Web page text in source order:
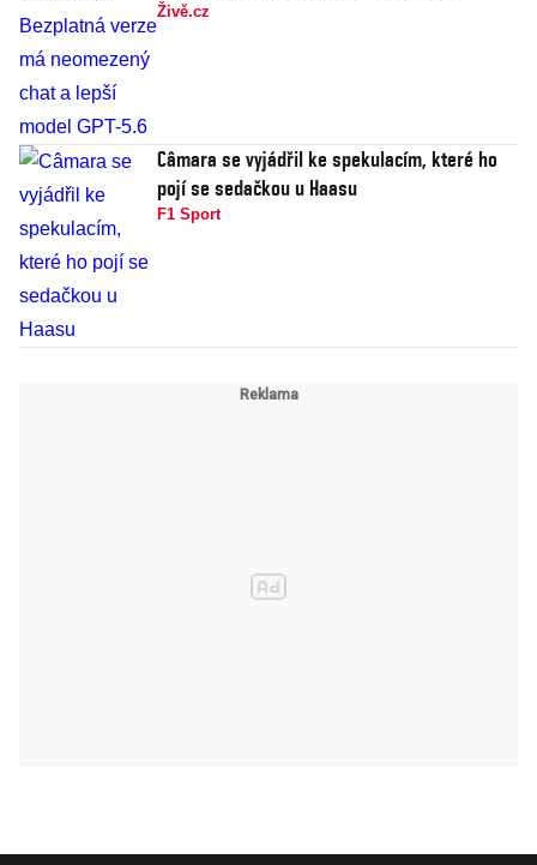
Živě.cz
Câmara se vyjádřil ke spekulacím, které ho
pojí se sedačkou u Haasu
F1 Sport